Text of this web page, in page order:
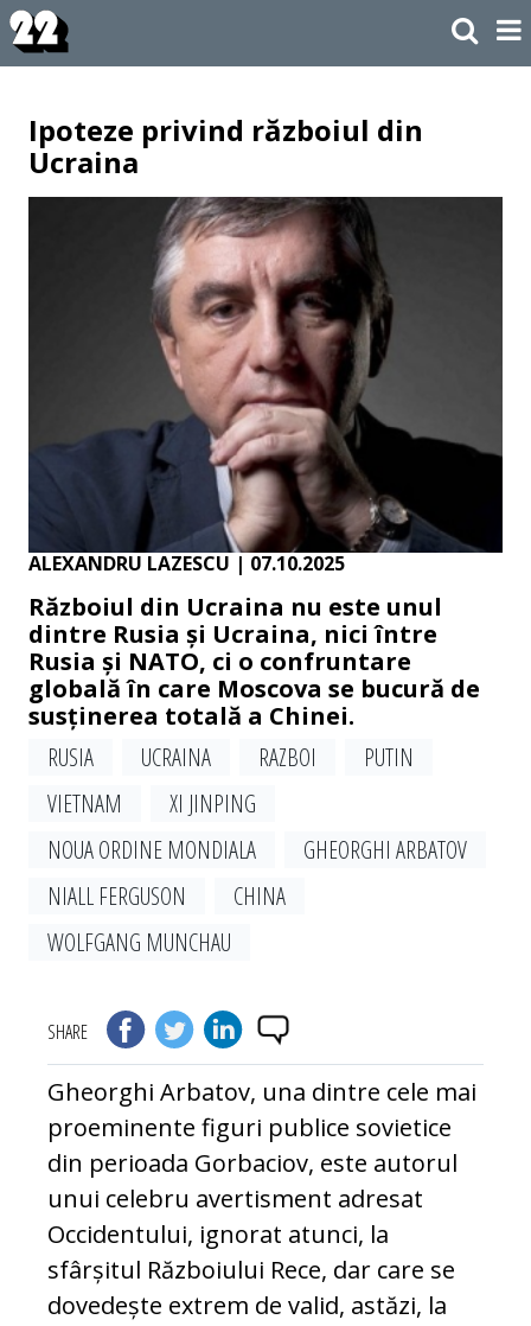
Ipoteze privind războiul din
Ucraina
ALEXANDRU LAZESCU | 07.10.2025
Războiul din Ucraina nu este unul
dintre Rusia și Ucraina, nici între
Rusia și NATO, ci o confruntare
globală în care Moscova se bucură de
susținerea totală a Chinei.
RUSIA
UCRAINA RAZBOI
PUTIN
VIETNAM
XI JINPING
NOUA ORDINE MONDIALA
GHEORGHI ARBATOV
NIALL FERGUSON
CHINA
WOLFGANG MUNCHAU
SHARE
Gheorghi Arbatov, una dintre cele mai
proeminente figuri publice sovietice
din perioada Gorbaciov, este autorul
unui celebru avertisment adresat
Occidentului, ignorat atunci, la
sfârșitul Războiului Rece, dar care se
dovedește extrem de valid, astăzi, la